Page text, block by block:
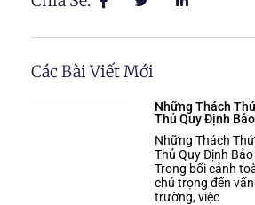
Các Bài Viết Mới
Những Thách
Thủ Quy Định
Những Thách
Thủ Quy Định
Trong bối cảnh
chú trọng đến
trường, việc